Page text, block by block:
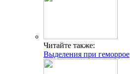
Читайте также:
Выделения при геморрое